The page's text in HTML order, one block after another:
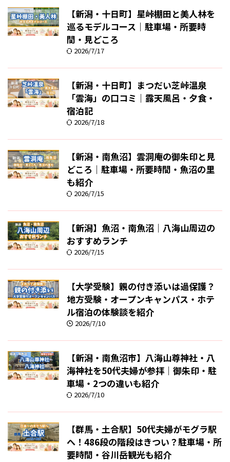
【新潟・十日町】星峠棚田と美人林を
巡るモデルコース｜駐車場・所要時
間・見どころ
2026/7/17
【新潟・十日町】まつだい芝峠温泉
「雲海」の口コミ｜露天風呂・夕食・
宿泊記
2026/7/18
【新潟・南魚沼】雲洞庵の御朱印と見
どころ｜駐車場・所要時間・魚沼の里
も紹介
2026/7/15
【新潟】魚沼・南魚沼｜八海山周辺の
おすすめランチ
2026/7/15
【大学受験】親の付き添いは過保護？
地方受験・オープンキャンパス・ホテ
ル宿泊の体験談を紹介
2026/7/10
【新潟・南魚沼市】八海山尊神社・八
海神社を50代夫婦が参拝｜御朱印・駐
車場・2つの違いも紹介
2026/7/10
【群馬・土合駅】50代夫婦がモグラ駅
へ！486段の階段はきつい？駐車場・所
要時間・谷川岳観光も紹介